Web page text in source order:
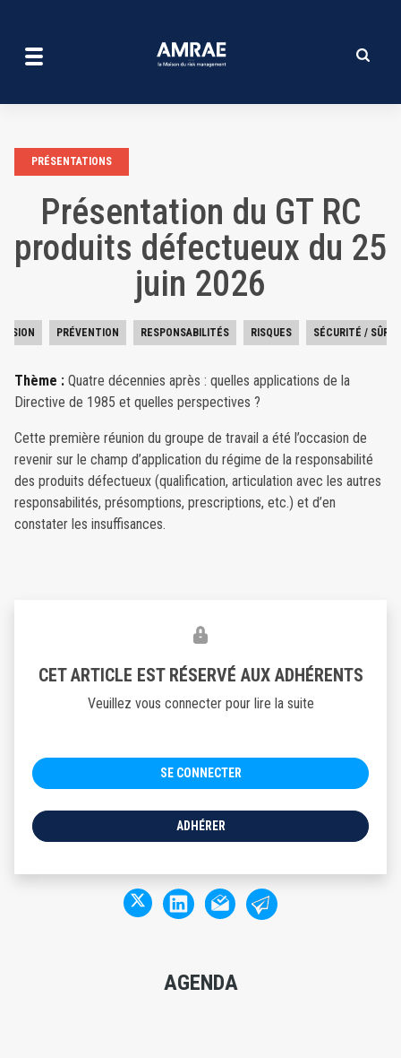
contenu
PRÉSENTATIONS
Présentation du GT RC
produits défectueux du 25
juin 2026
PRÉVENTION RESPONSABILITÉS RISQUES SÉCURITÉ /
Thème : Quatre décennies après : quelles applications de la
Directive de 1985 et quelles perspectives ?
Cette première réunion du groupe de travail a été l’occasion de
revenir sur le champ d’application du régime de la responsabilité
des produits défectueux (qualification, articulation avec les autres
responsabilités, présomptions, prescriptions, etc.) et d’en
constater les insuffisances.
CET ARTICLE EST RÉSERVÉ AUX ADHÉRENTS
Veuillez vous connecter pour lire la suite
SE CONNECTER
ADHÉRER
AGENDA